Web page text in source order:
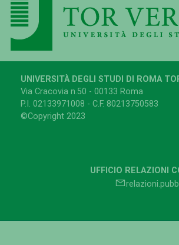
UNIVERSITÀ DEGLI STUDI DI ROMA
Via Cracovia n.50 - 00133 Roma
P.I. 02133971008 - C.F. 80213750583
©Copyright 2023
UFFICIO RELAZIONI